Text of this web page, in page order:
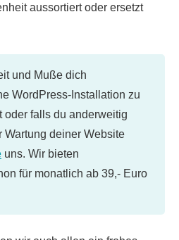
aussortiert oder ersetzt
und Muße dich
WordPress-Installation zu
oder falls du anderweitig
Wartung deiner Website
uns. Wir bieten
für monatlich ab 39,- Euro